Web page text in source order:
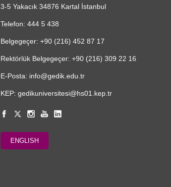
3-5 Yakacık 34876 Kartal İstanbul
Telefon: 444 5 438
Belgegeçer: +90 (216) 452 87 17
Rektörlük Belgegeçer: +90 (216) 309 22 16
E-Posta: info@gedik.edu.tr
KEP: gedikuniversitesi@hs01.kep.tr
ENGLISH